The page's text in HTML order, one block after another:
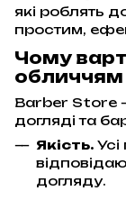
які роблять
простим,
Чому
обличчям
Barber Store
догляді та
Якість.
догляду.